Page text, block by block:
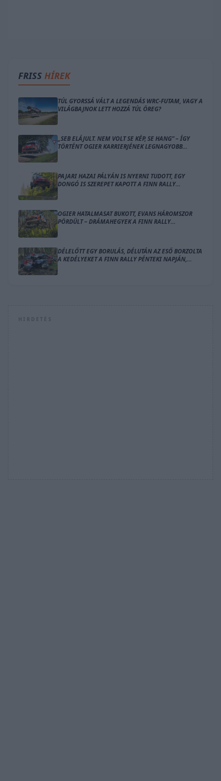
FRISS HÍREK
TÚL GYORSSÁ VÁLT A LEGENDÁS WRC-FUTAM, VAGY A
VILÁGBAJNOK LETT HOZZÁ TÚL ÖREG?
„SEB ELÁJULT. NEM VOLT SE KÉP, SE HANG” – ÍGY
TÖRTÉNT OGIER KARRIERJÉNEK LEGNAGYOBB
PAJARI HAZAI PÁLYÁN IS NYERNI TUDOTT, EGY
DONGÓ IS SZEREPET KAPOTT A FINN RALLY
OGIER HATALMASAT BUKOTT, EVANS HÁROMSZOR
PÖRDÜLT – DRÁMAHEGYEK A FINN RALLY
DÉLELŐTT EGY BORULÁS, DÉLUTÁN AZ ESŐ BORZOLTA
A KEDÉLYEKET A FINN RALLY PÉNTEKI NAPJÁN,
HIRDETÉS